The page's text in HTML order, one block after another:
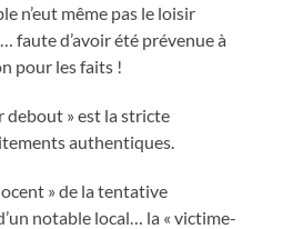
n’eut même pas le loisir
faute d’avoir été prévenue à
pour les faits !
debout » est la stricte
authentiques.
» de la tentative
notable local… la « victime-